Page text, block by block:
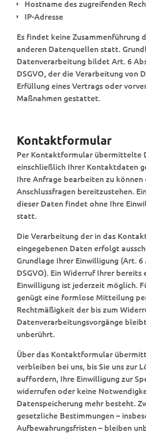
Hostname des zugreifenden
IP-Adresse
Es findet keine Zusammenführung
anderen Datenquellen statt.
Datenverarbeitung bildet Art. 6
DSGVO, der die Verarbeitung von
Erfüllung eines Vertrags oder
Maßnahmen gestattet.
Kontaktformular
Per Kontaktformular übermittelte
einschließlich Ihrer Kontaktdaten
Ihre Anfrage bearbeiten zu
Anschlussfragen bereitzustehen.
dieser Daten findet ohne Ihre
statt.
Die Verarbeitung der in das
eingegebenen Daten erfolgt
Grundlage Ihrer Einwilligung (Art. 6
DSGVO). Ein Widerruf Ihrer
Einwilligung ist jederzeit möglich.
genügt eine formlose Mitteilung
Rechtmäßigkeit der bis zum
Datenverarbeitungsvorgänge
unberührt.
Über das Kontaktformular
verbleiben bei uns, bis Sie uns zur
auffordern, Ihre Einwilligung zur
widerrufen oder keine
Datenspeicherung mehr besteht.
gesetzliche Bestimmungen –
Aufbewahrungsfristen – bleiben